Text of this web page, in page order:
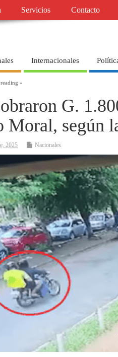
Servicios Contacto
Internacionales
»
G.
Moral, según
2025 Nacionales